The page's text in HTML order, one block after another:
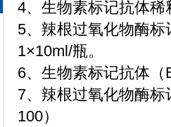
4、生物素标记抗体
5、辣根过氧化物酶
1×10ml/瓶。
6、生物素标记抗体
7、辣根过氧化物酶
100）